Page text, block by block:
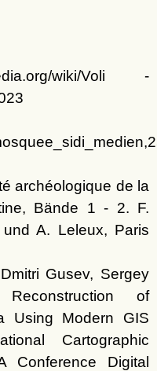
wiki/Voli -
archéologique de la
Bände 1 - 2. F.
A. Leleux, Paris
Gusev, Sergey
of
Using Modern GIS
Cartographic
Conference Digital